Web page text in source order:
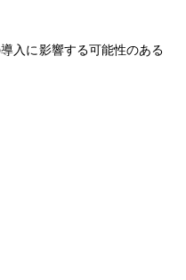
入に影響する可能性のある